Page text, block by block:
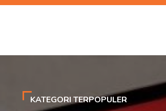
KATEGORI TERPOPULER